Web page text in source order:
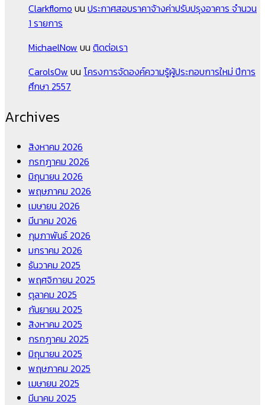
Clarkflomo บน ประกาศสอบราคาจ้างค่าปรับปรุงอาคาร จำนวน
1 รายการ
MichaelNow บน ติดต่อเรา
CarolsOw บน โครงการจัดองค์ความรู้ผู้ประกอบการใหม่ ปีการ
ศึกษา 2557
Archives
สิงหาคม 2026
กรกฎาคม 2026
มิถุนายน 2026
พฤษภาคม 2026
เมษายน 2026
มีนาคม 2026
กุมภาพันธ์ 2026
มกราคม 2026
ธันวาคม 2025
พฤศจิกายน 2025
ตุลาคม 2025
กันยายน 2025
สิงหาคม 2025
กรกฎาคม 2025
มิถุนายน 2025
พฤษภาคม 2025
เมษายน 2025
มีนาคม 2025